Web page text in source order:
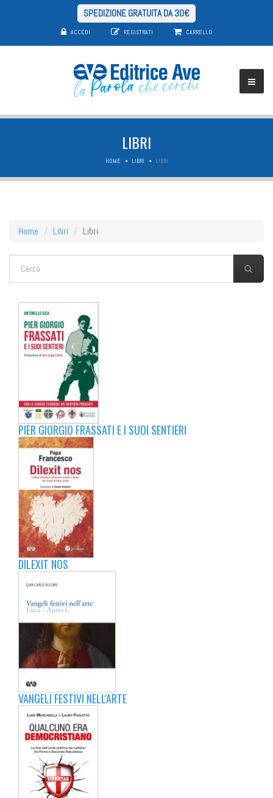
SPEDIZIONE GRATUITA DA 30€
ACCEDI REGISTRATI CARRELLO
LIBRI
HOME LIBRI LIBRI
Home Libri Libri
FORM DI RICERCA
PIER GIORGIO FRASSATI E I SUOI SENTIERI
DILEXIT NOS
VANGELI FESTIVI NELL'ARTE